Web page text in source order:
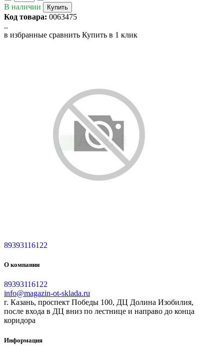
В наличии Купить
Код товара: 0063475
..
в избранные сравнить Купить в 1 клик
89393116122
О компании
89393116122
info@magazin-ot-sklada.ru
г. Казань, проспект Победы 100, ДЦ Долина Изобилия,
после входа в ДЦ вниз по лестнице и направо до конца
коридора
Информация